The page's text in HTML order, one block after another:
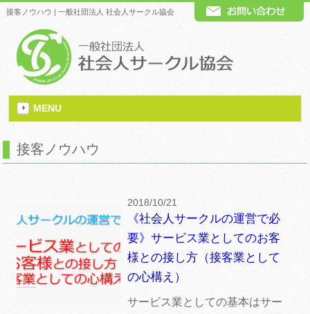
接客ノウハウ | 一般社団法人 社会人サークル協会
MENU
接客ノウハウ
2018/10/21
《社会人サークルの運営で必
要》サービス業としてのお客
様との接し方（接客業として
の心構え）
サービス業としての基本はサー